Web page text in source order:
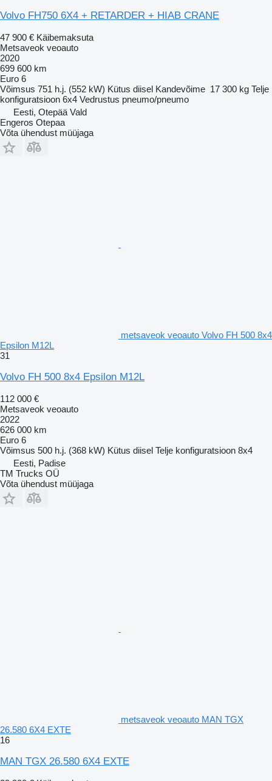
Volvo FH750 6X4 + RETARDER + HIAB CRANE
47 900 € Käibemaksuta
Metsaveok veoauto
2020
699 600 km
Euro 6
Võimsus 751 h.j. (552 kW) Kütus diisel Kandevõime 17 300 kg Telje
konfiguratsioon 6x4 Vedrustus pneumo/pneumo
Eesti, Otepää Vald
Engeros Otepaa
Võta ühendust müüjaga
metsaveok veoauto Volvo FH 500 8x4
Epsilon M12L
31
Volvo FH 500 8x4 Epsilon M12L
112 000 €
Metsaveok veoauto
2022
626 000 km
Euro 6
Võimsus 500 h.j. (368 kW) Kütus diisel Telje konfiguratsioon 8x4
Eesti, Padise
TM Trucks OÜ
Võta ühendust müüjaga
metsaveok veoauto MAN TGX
26.580 6X4 EXTE
16
MAN TGX 26.580 6X4 EXTE